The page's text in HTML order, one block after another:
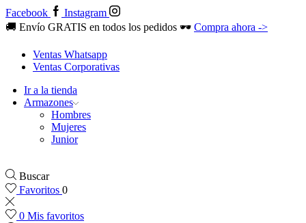
Facebook
Instagram
🚚 Envío GRATIS en todos los pedidos 🕶️ Compra ahora ->
Ventas Whatsapp
Ventas Corporativas
Ir a la tienda
Armazones
Hombres
Mujeres
Junior
Buscar
Favoritos 0
0 Mis favoritos